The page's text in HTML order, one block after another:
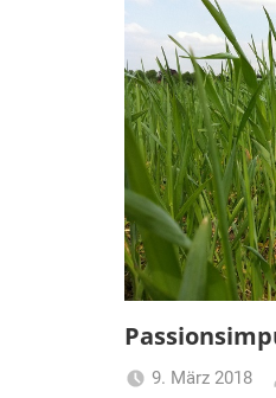
9. März 2018